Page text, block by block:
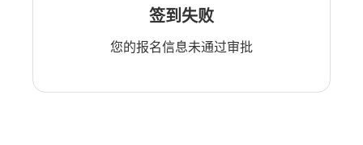
签到失败
您的报名信息未通过审批